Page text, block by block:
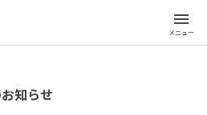
menu
メニュー
知らせ